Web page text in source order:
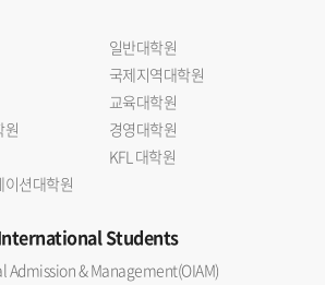
일반대학원
국제지역대학원
교육대학원
원
경영대학원
KFL 대학원
션대학원
Students
Admission & Management(OIAM)